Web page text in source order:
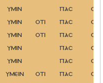
υμιν πασ οσ
υμιν οτι πασ οσ
υμιν οτι πασ οσ
υμιν πασ οσ
υμιν πασ οσ
υμειν οτι πασ οσ